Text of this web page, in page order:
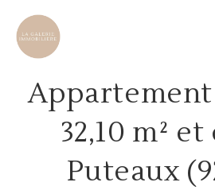
Appartement
32,10 m² et
Puteaux